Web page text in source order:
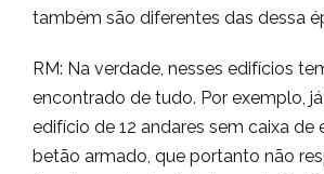
também são diferentes das dessa
RM: Na verdade, nesses edifícios
encontrado de tudo. Por exemplo,
edifício de 12 andares sem caixa de
betão armado, que portanto não